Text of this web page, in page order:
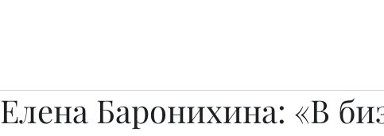
Елена Баронихина: «В